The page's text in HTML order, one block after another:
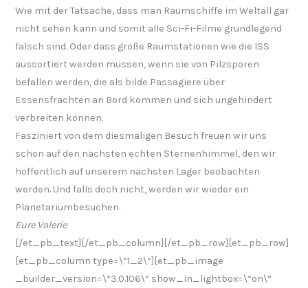
Wie mit der Tatsache, dass man Raumschiffe im Weltall gar
nicht sehen kann und somit alle Sci-Fi-Filme grundlegend
falsch sind. Oder dass große Raumstationen wie die ISS
aussortiert werden müssen, wenn sie von Pilzsporen
befallen werden, die als bilde Passagiere über
Essensfrachten an Bord kommen und sich ungehindert
verbreiten können.
Fasziniert von dem diesmaligen Besuch freuen wir uns
schon auf den nächsten echten Sternenhimmel, den wir
hoffentlich auf unserem nächsten Lager beobachten
werden. Und falls doch nicht, werden wir wieder ein
Planetariumbesuchen.
Eure Valerie
[/et_pb_text][/et_pb_column][/et_pb_row][et_pb_row]
[et_pb_column type=\“1_2\“][et_pb_image
_builder_version=\“3.0.106\“ show_in_lightbox=\“on\“